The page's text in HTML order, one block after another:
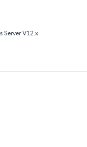
Server V12.x